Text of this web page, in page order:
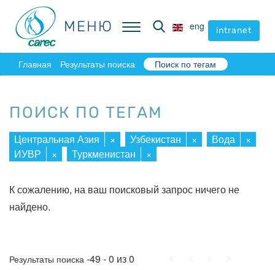
МЕНЮ eng intranet
МЕНЮ eng intranet
Главная Результаты поиска Поиск по тегам
ПОИСК ПО ТЕГАМ
Центральная Азия × Узбекистан × Вода
×
ИУВР
× Туркменистан ×
К сожалению, на ваш поисковый запрос ничего не
найдено.
Результаты поиска -49 - 0 из 0